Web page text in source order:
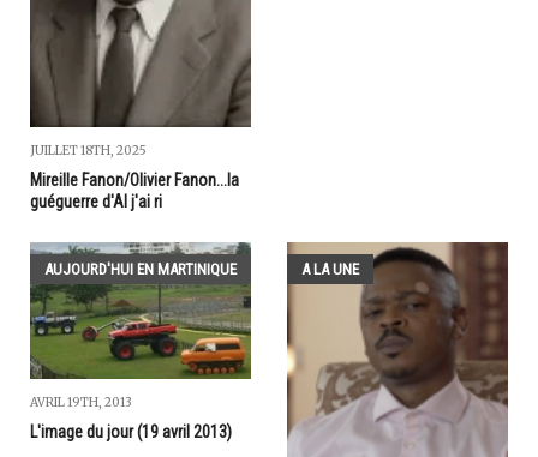
JUILLET 18TH, 2025
Mireille Fanon/Olivier Fanon...la
guéguerre d'Al j'ai ri
AUJOURD'HUI EN MARTINIQUE
AVRIL 19TH, 2013
L'image du jour (19 avril 2013)
A LA UNE